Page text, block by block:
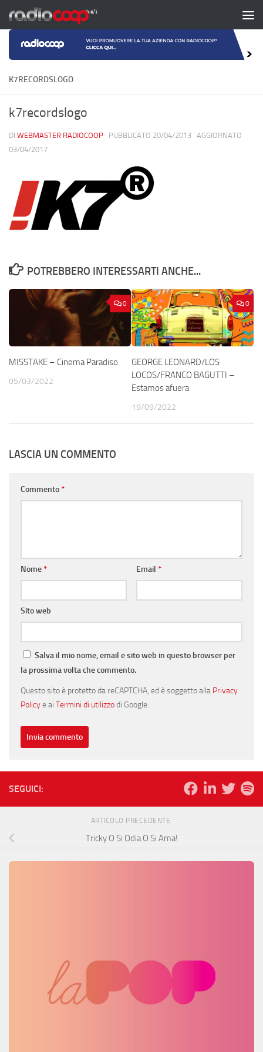
Salta al contenuto
K7RECORDSLOGO
k7recordslogo
DI WEBMASTER RADIOCOOP · PUBBLICATO 20/04/2013 · AGGIORNATO
03/04/2017
POTREBBERO INTERESSARTI ANCHE...
0
MISSTAKE – Cinema Paradiso
05/03/2022
0
GEORGE LEONARD/LOS
LOCOS/FRANCO BAGUTTI –
Estamos afuera
19/09/2022
LASCIA UN COMMENTO
Commento*
Nome* Email *
Sito web
Salva il mio nome, email e sito web in questo browser per
la prossima volta che commento.
Questo sito è protetto da reCAPTCHA, ed è soggetto alla Privacy
Policye ai Termini di utilizzodi Google.
SEGUICI:
ARTICOLO PRECEDENTE
Tricky O Si Odia O Si Ama!